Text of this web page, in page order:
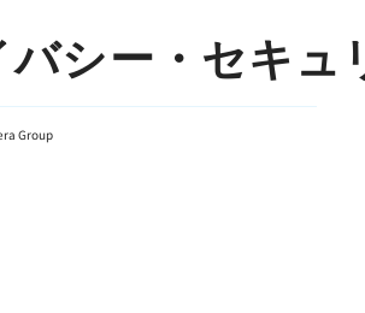
Group
バシー・セキュ